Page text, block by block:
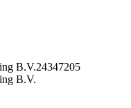
B.V.24347205
B.V.